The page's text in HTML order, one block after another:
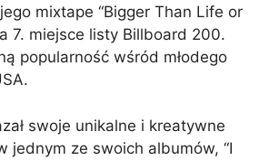
mixtape “Bigger Than Life or
7. miejsce listy Billboard 200.
popularność wśród młodego
swoje unikalne i kreatywne
jednym ze swoich albumów, “I